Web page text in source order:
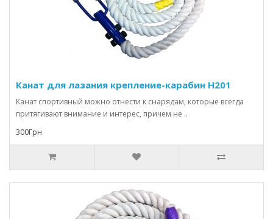
Канат для лазания крепление-карабин Н201
Канат спортивный можно отнести к снарядам, которые всегда
притягивают внимание и интерес, причем не ..
300Грн